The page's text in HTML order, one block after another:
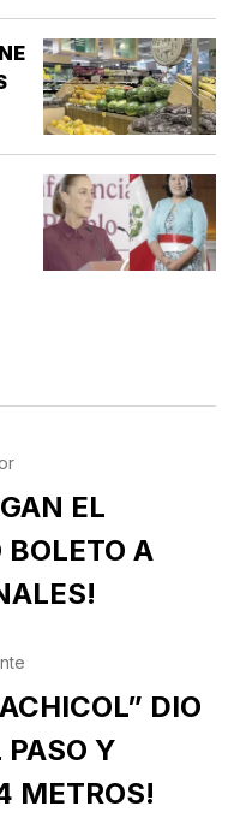
EL
A
DIO
Y
METROS!